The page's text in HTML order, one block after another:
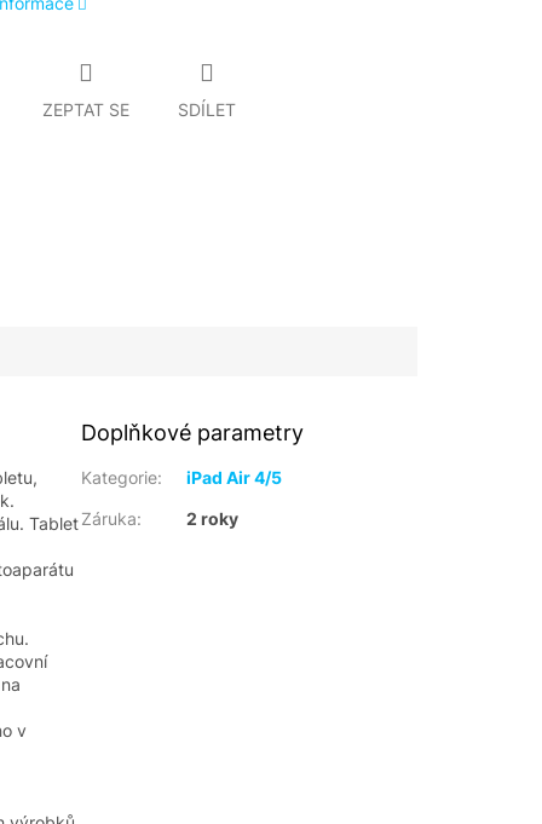
ZEPTAT SE SDÍLET
Tablet
v
Doplňkové parametry
Kategorie:
iPad Air 4/5
Záruka: 2 roky